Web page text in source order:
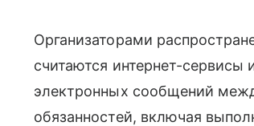
Организаторами
считаются интернет-
электронных сообщений
обязанностей, включая